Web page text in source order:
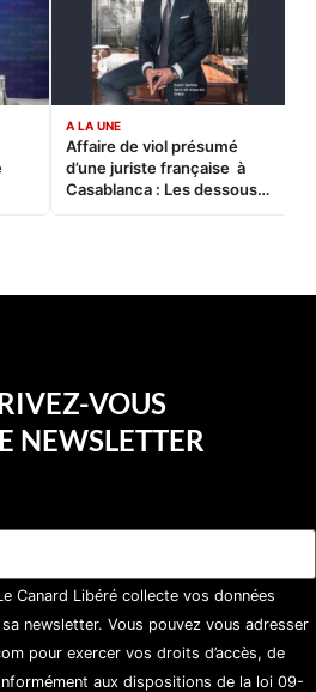
A LA UNE
Affaire de viol présumé
d’une juriste française à
Casablanca : Les dessous
VOUS
NEWSLETTER
Canard Libéré collecte vos données
newsletter. Vous pouvez vous adresser
pour exercer vos droits d’accès, de
aux dispositions de la loi 09-